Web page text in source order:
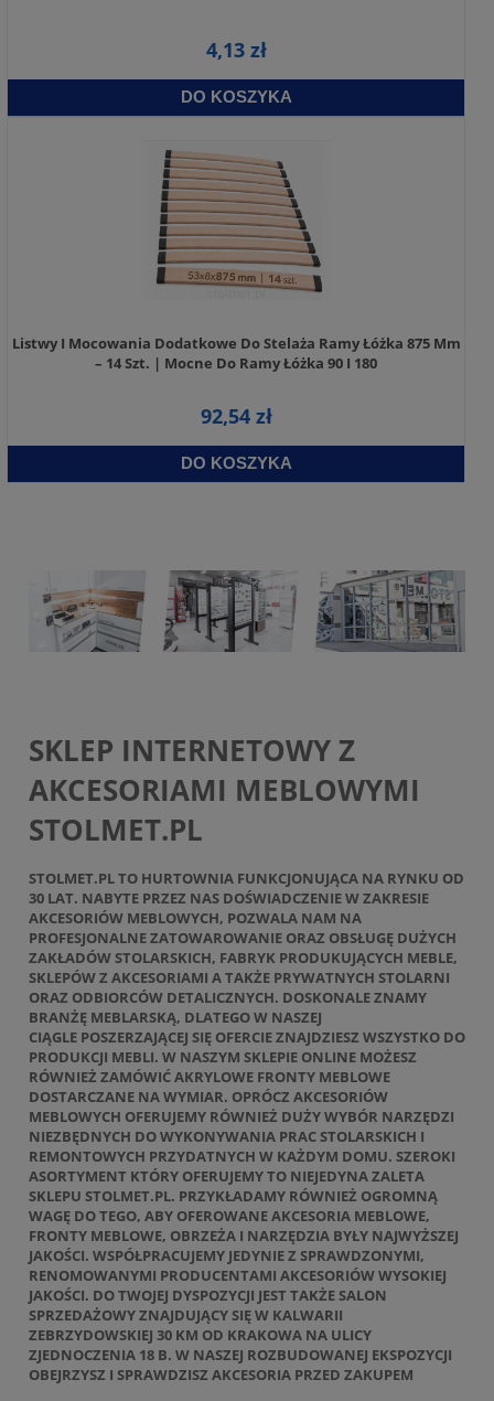
4,13 zł
DO KOSZYKA
Listwy I Mocowania Dodatkowe Do Stelaża Ramy Łóżka 875 Mm
– 14 Szt. | Mocne Do Ramy Łóżka 90 I 180
92,54 zł
DO KOSZYKA
SKLEP INTERNETOWY Z
AKCESORIAMI MEBLOWYMI
STOLMET.PL
STOLMET.PL TO HURTOWNIA FUNKCJONUJĄCA NA RYNKU OD
30 LAT. NABYTE PRZEZ NAS DOŚWIADCZENIE W ZAKRESIE
AKCESORIÓW MEBLOWYCH, POZWALA NAM NA
PROFESJONALNE ZATOWAROWANIE ORAZ OBSŁUGĘ DUŻYCH
ZAKŁADÓW STOLARSKICH, FABRYK PRODUKUJĄCYCH MEBLE,
SKLEPÓW Z AKCESORIAMI A TAKŻE PRYWATNYCH STOLARNI
ORAZ ODBIORCÓW DETALICZNYCH. DOSKONALE ZNAMY
BRANŻĘ MEBLARSKĄ, DLATEGO W NASZEJ
CIĄGLE POSZERZAJĄCEJ SIĘ OFERCIE ZNAJDZIESZ WSZYSTKO DO
PRODUKCJI MEBLI. W NASZYM SKLEPIE ONLINE MOŻESZ
RÓWNIEŻ ZAMÓWIĆ AKRYLOWE FRONTY MEBLOWE
DOSTARCZANE NA WYMIAR. OPRÓCZ AKCESORIÓW
MEBLOWYCH OFERUJEMY RÓWNIEŻ DUŻY WYBÓR NARZĘDZI
NIEZBĘDNYCH DO WYKONYWANIA PRAC STOLARSKICH I
REMONTOWYCH PRZYDATNYCH W KAŻDYM DOMU. SZEROKI
ASORTYMENT KTÓRY OFERUJEMY TO NIEJEDYNA ZALETA
SKLEPU STOLMET.PL. PRZYKŁADAMY RÓWNIEŻ OGROMNĄ
WAGĘ DO TEGO, ABY OFEROWANE AKCESORIA MEBLOWE,
FRONTY MEBLOWE, OBRZEŻA I NARZĘDZIA BYŁY NAJWYŻSZEJ
JAKOŚCI. WSPÓŁPRACUJEMY JEDYNIE Z SPRAWDZONYMI,
RENOMOWANYMI PRODUCENTAMI AKCESORIÓW WYSOKIEJ
JAKOŚCI. DO TWOJEJ DYSPOZYCJI JEST TAKŻE SALON
SPRZEDAŻOWY ZNAJDUJĄCY SIĘ W KALWARII
ZEBRZYDOWSKIEJ 30 KM OD KRAKOWA NA ULICY
ZJEDNOCZENIA 18 B. W NASZEJ ROZBUDOWANEJ EKSPOZYCJI
OBEJRZYSZ I SPRAWDZISZ AKCESORIA PRZED ZAKUPEM